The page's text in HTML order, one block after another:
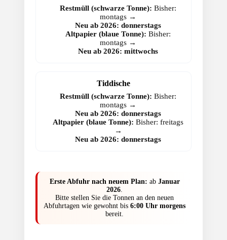
Restmüll (schwarze Tonne): Bisher:
montags →
Neu ab 2026: donnerstags
Altpapier (blaue Tonne): Bisher:
montags →
Neu ab 2026: mittwochs
Tiddische
Restmüll (schwarze Tonne): Bisher:
montags →
Neu ab 2026: donnerstags
Altpapier (blaue Tonne): Bisher: freitags
→
Neu ab 2026: donnerstags
Erste Abfuhr nach neuem Plan: ab Januar
2026.
Bitte stellen Sie die Tonnen an den neuen
Abfuhrtagen wie gewohnt bis 6:00 Uhr morgens
bereit.